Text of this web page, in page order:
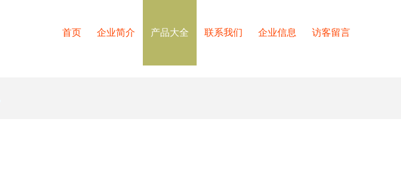
首页 企业简介 产品大全 联系我们 企业信息 访客留言